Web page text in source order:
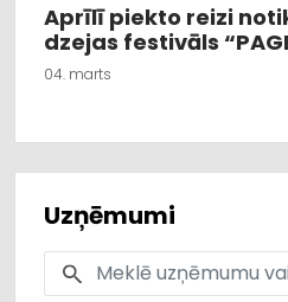
Aprīlī piekto reizi
dzejas festivāls
04. marts
Uzņēmumi